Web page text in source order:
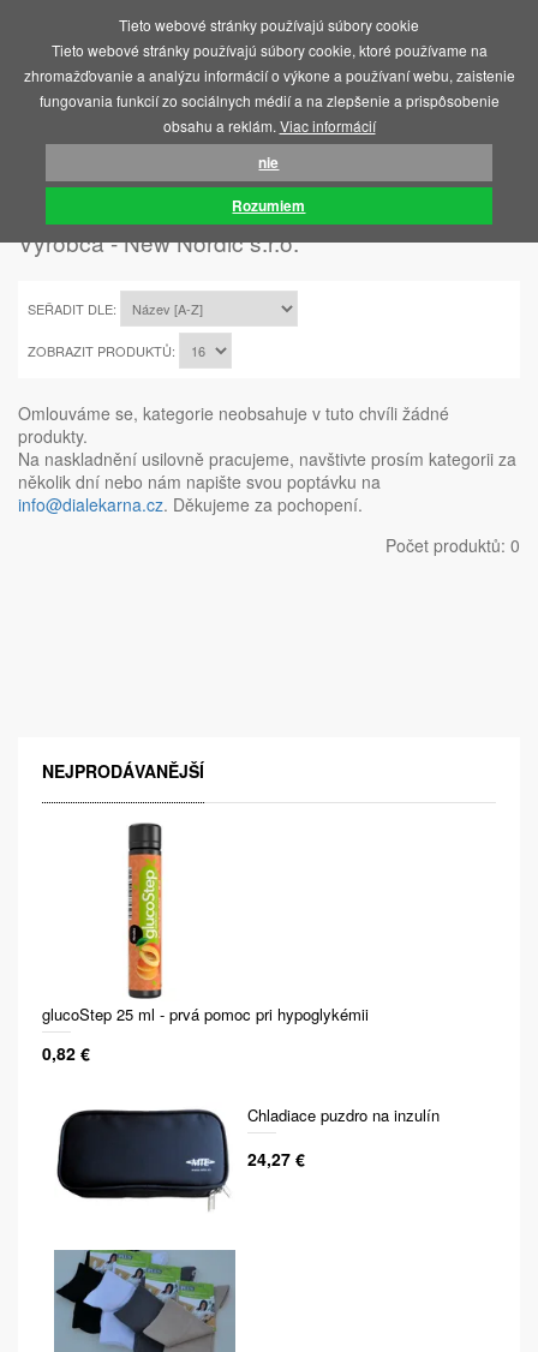
ÚVOD NEW NORDIC S.R.O.
Výrobca - New Nordic s.r.o.
SEŘADIT DLE:
ZOBRAZIT PRODUKTŮ:
Omlouváme se, kategorie neobsahuje v tuto chvíli žádné
produkty.
Na naskladnění usilovně pracujeme, navštivte prosím kategorii za
několik dní nebo nám napište svou poptávku na
info@dialekarna.cz. Děkujeme za pochopení.
Počet produktů: 0
NEJPRODÁVANĚJŠÍ
glucoStep 25 ml - prvá pomoc pri hypoglykémii
0,82 €
Chladiace puzdro na inzulín
24,27 €
Tieto webové stránky používajú súbory cookie
Tieto webové stránky používajú súbory cookie, ktoré používame na
zhromažďovanie a analýzu informácií o výkone a používaní webu, zaistenie
fungovania funkcií zo sociálnych médií a na zlepšenie a prispôsobenie
obsahu a reklám. Viac informácií
nie
Rozumiem